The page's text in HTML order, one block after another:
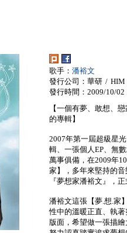
歌手： 潘裕文
發行公司：華研 / HIM
發行時間：2009/10/02
【一個有夢、敢想、
的專輯】
2007年第一屆超級星
輯、一張個人EP、無
萬事俱備，在2009年
家】，多年來堅持的
『夢想家潘裕文』，
潘裕文這張【夢.想.家
性中的溫暖正直、執
版面，希望做一張描